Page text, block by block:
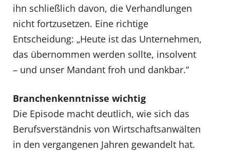
ihn schließlich davon, die Verhandlungen
nicht fortzusetzen. Eine richtige
Entscheidung: „Heute ist das Unternehmen,
das übernommen werden sollte, insolvent
– und unser Mandant froh und dankbar.“
Branchenkenntnisse wichtig
Die Episode macht deutlich, wie sich das
Berufsverständnis von Wirtschaftsanwälten
in den vergangenen Jahren gewandelt hat.